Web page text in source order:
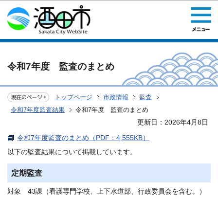
このページの本文へ移動
令和7年度 監査のまとめ
トップページ 市政情報
監査
令和7年度監査結果
令和7年度 監査のまとめ
更新日：2026年4月8日
令和7年度監査のまとめ（PDF：4,555KB）
以下の監査結果について掲載しています。
定期監査
対象 43課（看護専門学校、上下水道部、行政委員会を含む。）